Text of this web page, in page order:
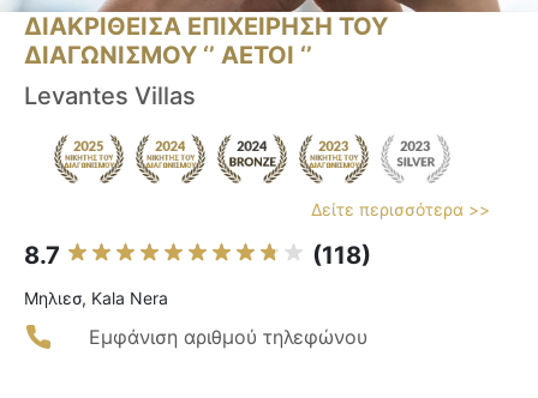
ΔΙΑΚΡΙΘΕΙΣΑ ΕΠΙΧΕΙΡΗΣΗ ΤΟΥ
ΔΙΑΓΩΝΙΣΜΟΥ ‘’ ΑΕΤΟΙ ‘’
Levantes Villas
Δείτε περισσότερα >>
8.7 (118)
Μηλιεσ, Kala Nera
Εμφάνιση αριθμού τηλεφώνου